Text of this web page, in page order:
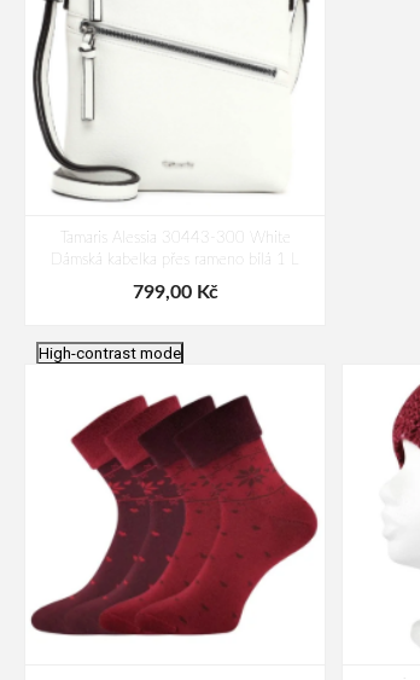
Tamaris Alessia 30443-300 White
Dámská kabelka přes rameno bílá 1 L
799,00 Kč
High-contrast mode